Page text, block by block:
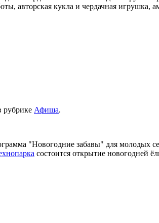
авторская кукла и чердачная
рубрике Афиша.
"Новогодние забавы" для молодых
состоится открытие новогодней